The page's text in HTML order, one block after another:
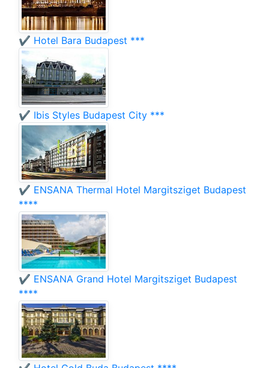
✔️ Hotel Bara Budapest ***
✔️ Ibis Styles Budapest City ***
✔️ ENSANA Thermal Hotel Margitsziget Budapest
****
✔️ ENSANA Grand Hotel Margitsziget Budapest
****